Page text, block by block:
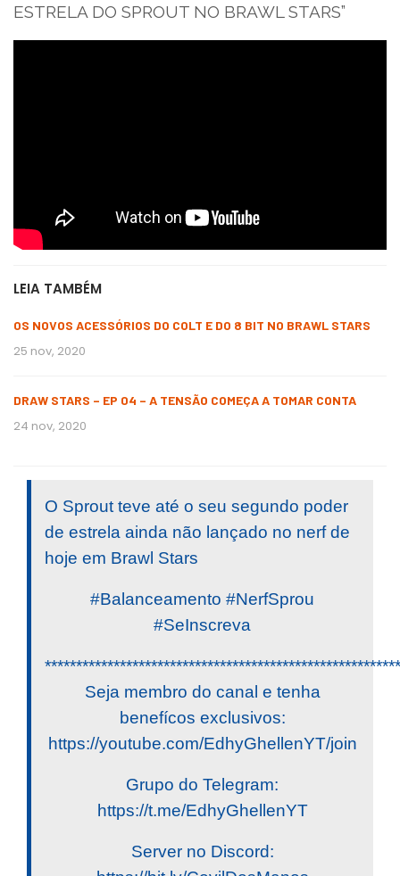
ESTRELA DO SPROUT NO BRAWL STARS”
LEIA TAMBÉM
OS NOVOS ACESSÓRIOS DO COLT E DO 8 BIT NO BRAWL STARS
25 nov, 2020
DRAW STARS – EP 04 – A TENSÃO COMEÇA A TOMAR CONTA
24 nov, 2020
O Sprout teve até o seu segundo poder
de estrela ainda não lançado no nerf de
hoje em Brawl Stars
#Balanceamento #NerfSprou
#SeInscreva
Seja membro do canal e tenha
benefícos exclusivos:
https://youtube.com/EdhyGhellenYT/join
Grupo do Telegram:
https://t.me/EdhyGhellenYT
Server no Discord: